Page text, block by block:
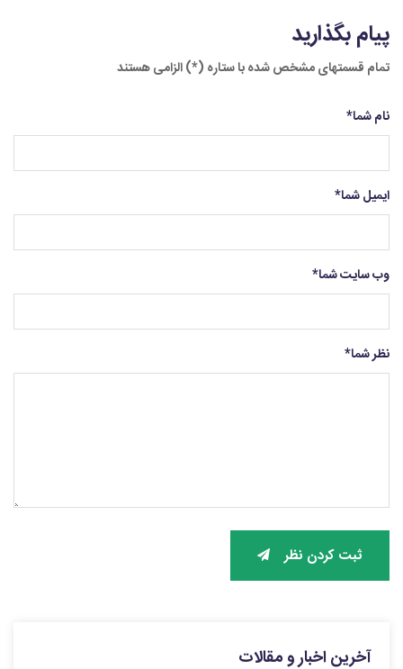
پیام بگذارید
تمام قسمتهای مشخص شده با ستاره (*) الزامی هستند
نام شما*
ایمیل شما*
وب سایت شما*
نظر شما*
ثبت کردن نظر
آخرین اخبار و مقالات